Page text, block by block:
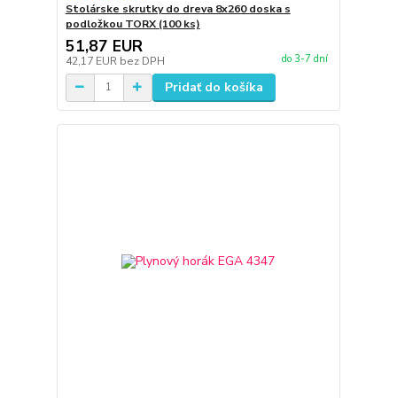
Stolárske skrutky do dreva 8x260 doska s
podložkou TORX (100 ks)
51,87 EUR
42,17 EUR bez DPH do 3-7 dní
Pridať do košíka